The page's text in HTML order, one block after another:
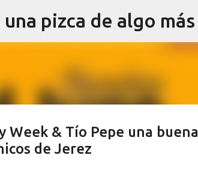
pizca de algo más
& Tío Pepe una
de Jerez